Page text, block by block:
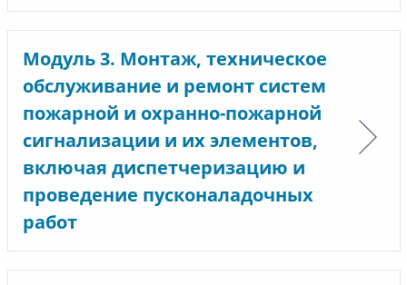
Модуль 3. Монтаж, техническое
обслуживание и ремонт систем
пожарной и охранно-пожарной
сигнализации и их элементов,
включая диспетчеризацию и
проведение пусконаладочных
работ